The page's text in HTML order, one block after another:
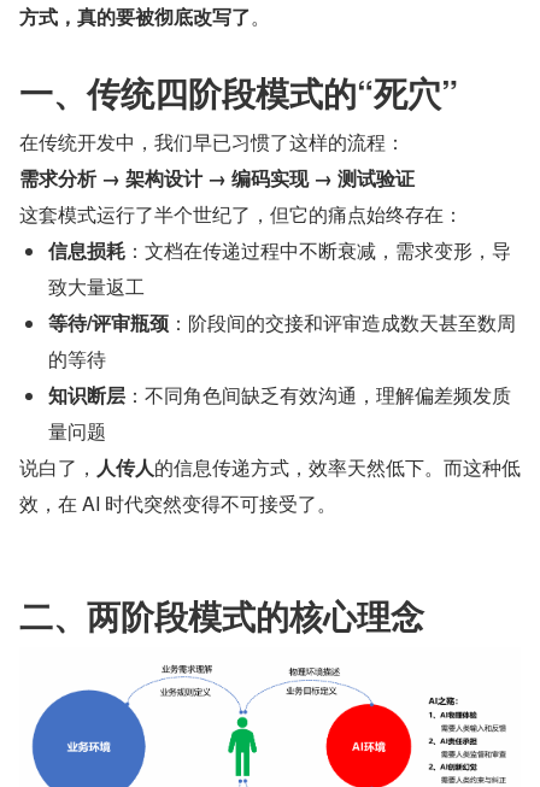
方式，真的要被彻底改写了。
一、传统四阶段模式的“死穴”
在传统开发中，我们早已习惯了这样的流程：
需求分析 → 架构设计 → 编码实现 → 测试验证
这套模式运行了半个世纪了，但它的痛点始终存在：
信息损耗 ：文档在传递过程中不断衰减，需求变形，导
致大量返工
等待/评审瓶颈 ：阶段间的交接和评审造成数天甚至数周
的等待
知识断层 ：不同角色间缺乏有效沟通，理解偏差频发质
量问题
说白了， 人传人的信息传递方式，效率天然低下。而这种低
效，在 AI 时代突然变得不可接受了。
二、两阶段模式的核心理念